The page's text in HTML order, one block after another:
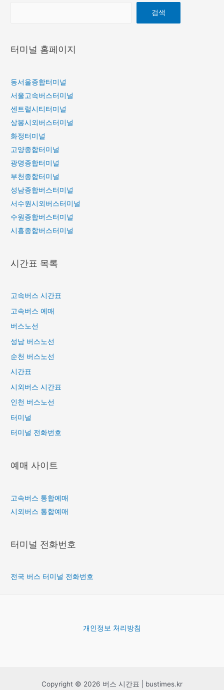
검색
터미널 홈페이지
동서울종합터미널
서울고속버스터미널
센트럴시티터미널
상봉시외버스터미널
화정터미널
고양종합터미널
광명종합터미널
부천종합터미널
성남종합버스터미널
서수원시외버스터미널
수원종합버스터미널
시흥종합버스터미널
시간표 목록
고속버스 시간표
고속버스 예매
버스노선
성남 버스노선
순천 버스노선
시간표
시외버스 시간표
인천 버스노선
터미널
터미널 전화번호
예매 사이트
고속버스 통합예매
시외버스 통합예매
터미널 전화번호
전국 버스 터미널 전화번호
개인정보 처리방침
Copyright © 2026 버스 시간표 | bustimes.kr